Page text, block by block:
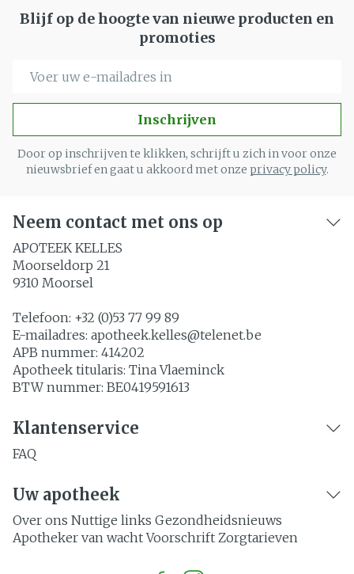
Blijf op de hoogte van nieuwe producten en
promoties
Inschrijven
Door op inschrijven te klikken, schrijft u zich in voor onze
nieuwsbrief en gaat u akkoord met onze privacy policy.
Neem contact met ons op
APOTEEK KELLES
Moorseldorp 21
9310 Moorsel
Telefoon: +32 (0)53 77 99 89
E-mailadres: apotheek.kelles@telenet.be
APB nummer: 414202
Apotheek titularis: Tina Vlaeminck
BTW nummer: BE0419591613
Klantenservice
FAQ
Uw apotheek
Over ons Nuttige links Gezondheidsnieuws
Apotheker van wacht Voorschrift Zorgtarieven